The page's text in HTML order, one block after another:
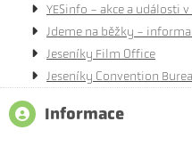
YESinfo - akce a události v
Jdeme na běžky -
Jeseníky Film Office
Jeseníky Convention
Informace